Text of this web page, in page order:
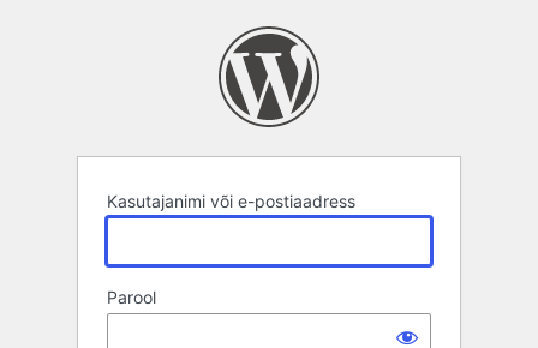
Kasutajanimi või e-postiaadress
Parool